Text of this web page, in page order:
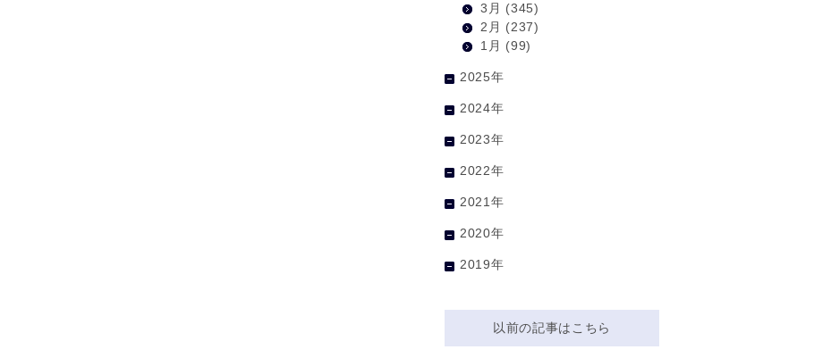
3月 (345)
2月 (237)
1月 (99)
2025年
2024年
2023年
2022年
2021年
2020年
2019年
以前の記事はこちら